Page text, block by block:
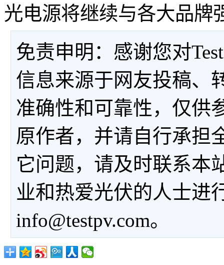
光电源将继续与各大品牌
免责申明：感谢您对
信息来源于网友投稿、
准确性和可靠性，仅供
原作者，并请自行承担
它问题，请及时联系本
业和热爱光伏的人士进
info@testpv.com。